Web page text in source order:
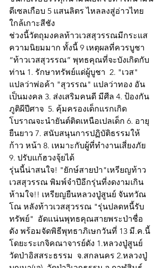
ดีเซลเกือบ 5 แสนลิตร ไหลลงสู่อ่าวไทย
ใกล้เกาะสีชัง
ช่วงนี้วัตถุมงคลท้าวเวสสุวรรณมีกระแส
ความนิยมมาก ทั้งนี้ 9 เหตุผลที่ควรบูชา
“ท้าวเวสสุวรรณ” พุทธคุณที่จะบังเกิดกับ
ท่าน 1. รักษาทรัพย์แด่ผู้บูชา  2. "เวส"
แปลว่าพ่อค้า "สุวรรณ" แปลว่าทอง อัน
เป็นมงคล 3. ส่งเสริมคนดี มีศีล 4. ป้องกัน
ภูติผีปีศาจ  5. คุ้มครองเด็กแรกเกิด
โบราณจะนำยันต์ติดเหนือเปลเด็ก 6. อายุ
ยืนยาว 7. สนับสนุนการปฏิบัติธรรมให้
ก้าว หน้า 8. เหมาะกับผู้ที่ทำงานเสี่ยงภัย
9. ปรับแก้ฮวงจุ้ยได้
รุ่นนี้น่าสนใจ! "ยักษ์สายป่า"เหรียญท้าว
เวสสุวรรณ พิมพ์จำปีอีกรุ่นที่งดงามเกิน
ห้ามใจ!! เหรียญยืนหลวงปู่สูนย์ จันทวัณ
โณ หลังท้าวเวสสุวรรณ "รุ่นปลดหนี้รับ
ทรัพย์"  อัดแน่นพุทธคุณสายพระป่าชื่อ
ดัง พร้อมจัดพิธีพุทธาภิเษกวันที่ 13 มี.ค.นี้
โดยะระเกจิคณาจารย์ดัง 1.หลวงปู่สูนย์
วัดป่าอิสสระธรรม  จ.สกลนคร 2.หลวงปู่